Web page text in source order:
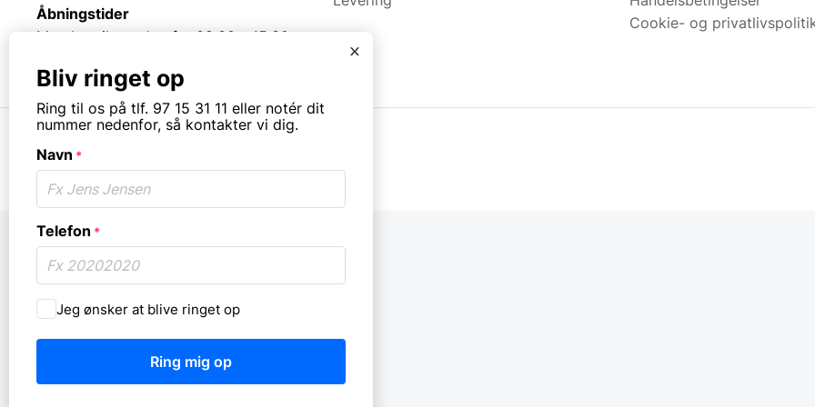
Åbningstider
Mandag til torsdag fra 08:00 – 15:30.
Cookie- og
© Copyright. All rights reserved.
x
Bliv ringet op
Ring til os på tlf. 97 15 31 11 eller notér dit
nummer nedenfor, så kontakter vi dig.
Navn *
Telefon *
Må
vi
ringe
*
Jeg ønsker at blive ringet op